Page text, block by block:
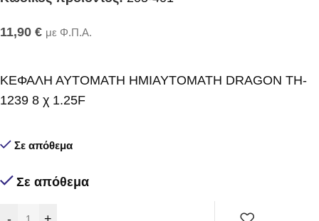
11,90 € με Φ.Π.Α.
ΚΕΦΑΛΗ ΑΥΤΟΜΑΤΗ ΗΜΙΑΥΤΟΜΑΤΗ DRAGON TH-
1239 8 χ 1.25F
Σε απόθεμα
Σε απόθεμα